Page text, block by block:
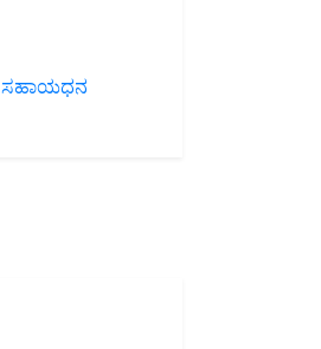
ಸಹಾಯಧನ